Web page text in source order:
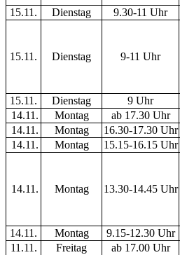
15.11. Dienstag 9.30-11 Uhr
15.11. Dienstag 9-11 Uhr
15.11. Dienstag 9 Uhr
14.11.
Montag ab 17.30 Uhr
14.11.
Montag 16.30-17.30 Uhr
14.11.
Montag 15.15-16.15 Uhr
14.11. Montag 13.30-14.45 Uhr
14.11. Montag 9.15-12.30 Uhr
11.11.
Freitag ab 17.00 Uhr